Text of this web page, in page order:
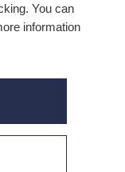
You can
information